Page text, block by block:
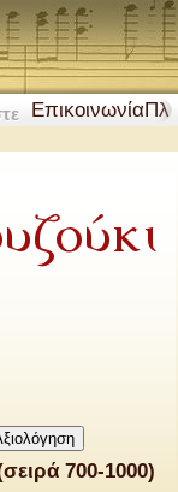
Επικοινωνία
700-1000)